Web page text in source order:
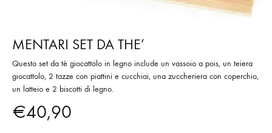
MENTARI SET DA THE’
Questo set da tè giocattolo in legno include un vassoio a pois, un teiera
giocattolo, 2 tazze con piattini e cucchiai, una zuccheriera con coperchio,
un latteio e 2 biscotti di legno.
€40,90